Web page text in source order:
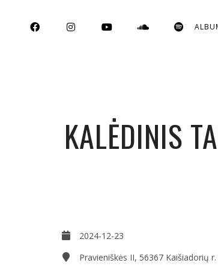
KALĖDINIS
2024-12-23
Pravieniškės II, 56367 Kaišiadorių r.